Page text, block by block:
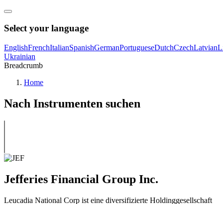
Select your language
EnglishFrenchItalianSpanishGermanPortugueseDutchCzechLatvian
Ukrainian
Breadcrumb
Home
Nach Instrumenten suchen
Jefferies Financial Group Inc.
Leucadia National Corp ist eine diversifizierte Holdinggesellschaft